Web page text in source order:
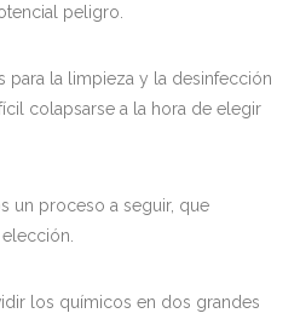
peligro.
para la limpieza y la desinfección
colapsarse a la hora de elegir
un proceso a seguir, que
los químicos en dos grandes